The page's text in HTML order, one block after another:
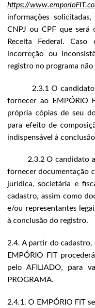
https://
informações
CNPJ ou CPF que será
Receita Federal.
incorreção ou
registro no programa
2.3.1 O candidato a
fornecer ao EMPÓRIO
própria cópias de seu
para efeito de
indispensável à
2.3.2 O candidato a
fornecer documentação
jurídica, societária e
cadastro, assim como
e/ou representantes
à conclusão do registro.
2.4. A partir do
EMPÓRIO FIT
pelo AFILIADO, para
PROGRAMA.
2.4.1. O EMPÓRIO FIT